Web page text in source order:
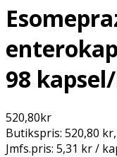
98
520,80kr
Butikspris: 520,80 kr,
Jmfs.pris: 5,31 kr /